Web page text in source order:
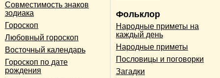
Совместимость знаков
зодиака
Гороскоп
Любовный гороскоп
Восточный календарь
Гороскоп по дате
рождения
Фольклор
Народные приметы на
каждый день
Народные приметы
Пословицы и поговорки
Загадки